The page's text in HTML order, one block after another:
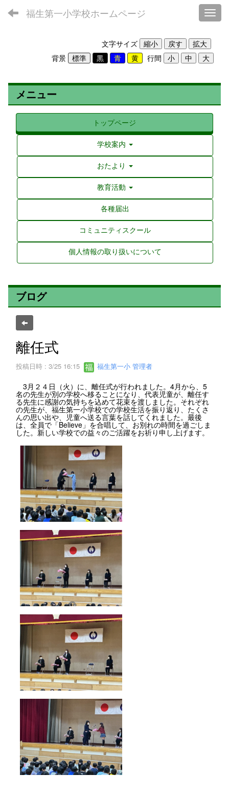
福生第一小学校ホームページ
文字サイズ
背景
行間
メニュー
トップページ
学校案内
おたより
教育活動
各種届出
コミュニティスクール
個人情報の取り扱いについて
ブログ
離任式
投稿日時 : 3/25 16:15 福生第一小 管理者
3月２４日（火）に、離任式が行われました。4月から、5
名の先生が別の学校へ移ることになり、代表児童が、離任す
る先生に感謝の気持ちを込めて花束を渡しました。それぞれ
の先生が、福生第一小学校での学校生活を振り返り、たくさ
んの思い出や、児童へ送る言葉を話してくれました。最後
は、全員で「Believe」を合唱して、お別れの時間を過ごしま
した。新しい学校での益々のご活躍をお祈り申し上げます。